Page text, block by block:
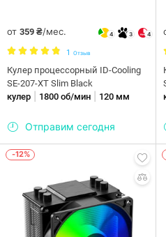
от 359 ₴/мес. 4 3 4
1 Отзыв
Кулер процессорный ID-Cooling
SE-207-XT Slim Black
кулер
1800 об/мин 120 мм
Отправим сегодня
-12%